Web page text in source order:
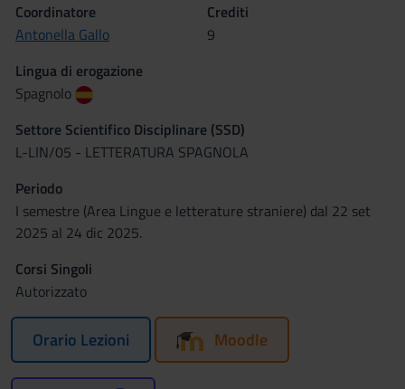
Coordinatore
Antonella Gallo
Crediti
9
Lingua di erogazione
Spagnolo
Settore Scientifico Disciplinare (SSD)
L-LIN/05 - LETTERATURA SPAGNOLA
Periodo
I semestre (Area Lingue e letterature straniere) dal 22 set
2025 al 24 dic 2025.
Corsi Singoli
Autorizzato
Orario Lezioni Moodle